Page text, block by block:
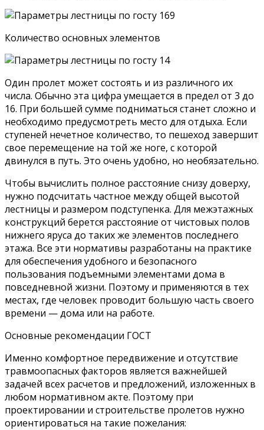
Количество основных элементов
Один пролет может состоять и из различного их
числа. Обычно эта цифра умещается в предел от 3 до
16. При большей сумме подниматься станет сложно и
необходимо предусмотреть место для отдыха. Если
ступеней нечетное количество, то пешеход завершит
свое перемещение на той же ноге, с которой
двинулся в путь. Это очень удобно, но необязательно.
Чтобы вычислить полное расстояние снизу доверху,
нужно подсчитать частное между общей высотой
лестницы и размером подступенка. Для межэтажных
конструкций берется расстояние от чистовых полов
нижнего яруса до таких же элементов последнего
этажа. Все эти нормативы разработаны на практике
для обеспечения удобного и безопасного
пользования подъемными элементами дома в
повседневной жизни. Поэтому и применяются в тех
местах, где человек проводит большую часть своего
времени — дома или на работе.
Основные рекомендации ГОСТ
Именно комфортное передвижение и отсутствие
травмоопасных факторов является важнейшей
задачей всех расчетов и предложений, изложенных в
любом нормативном акте. Поэтому при
проектировании и строительстве пролетов нужно
ориентироваться на такие пожелания: